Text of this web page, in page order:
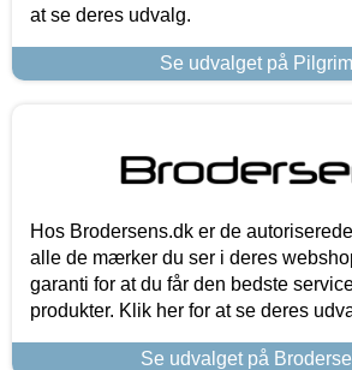
at se deres udvalg.
Se udvalget på
Hos Brodersens.dk er de
alle de mærker du ser i deres
garanti for at du får den bedste
produkter. Klik her for at se deres
Se udvalget på